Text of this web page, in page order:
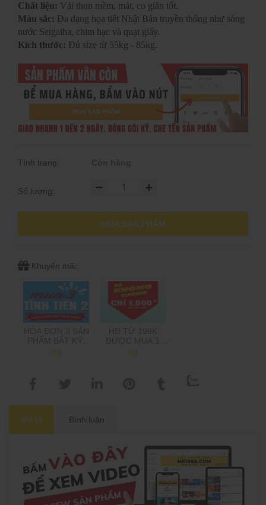
Chất liệu: Vải thun mềm, mát, co giãn tốt.
Màu sắc: Đa dạng họa tiết Nhật Bản truyền thống như sóng
nước Seigaiha, chim hạc và quạt giấy.
Kích thước: Đủ size từ 55kg - 85kg.
Tình trạng:
Số lượng:
MUA SẢN PHẨM
Khuyến mãi:
CHỈ TÍNH TIỀN 2,
0đ
SẢN PHẨM 1K,
0đ
Mô tả Bình luận